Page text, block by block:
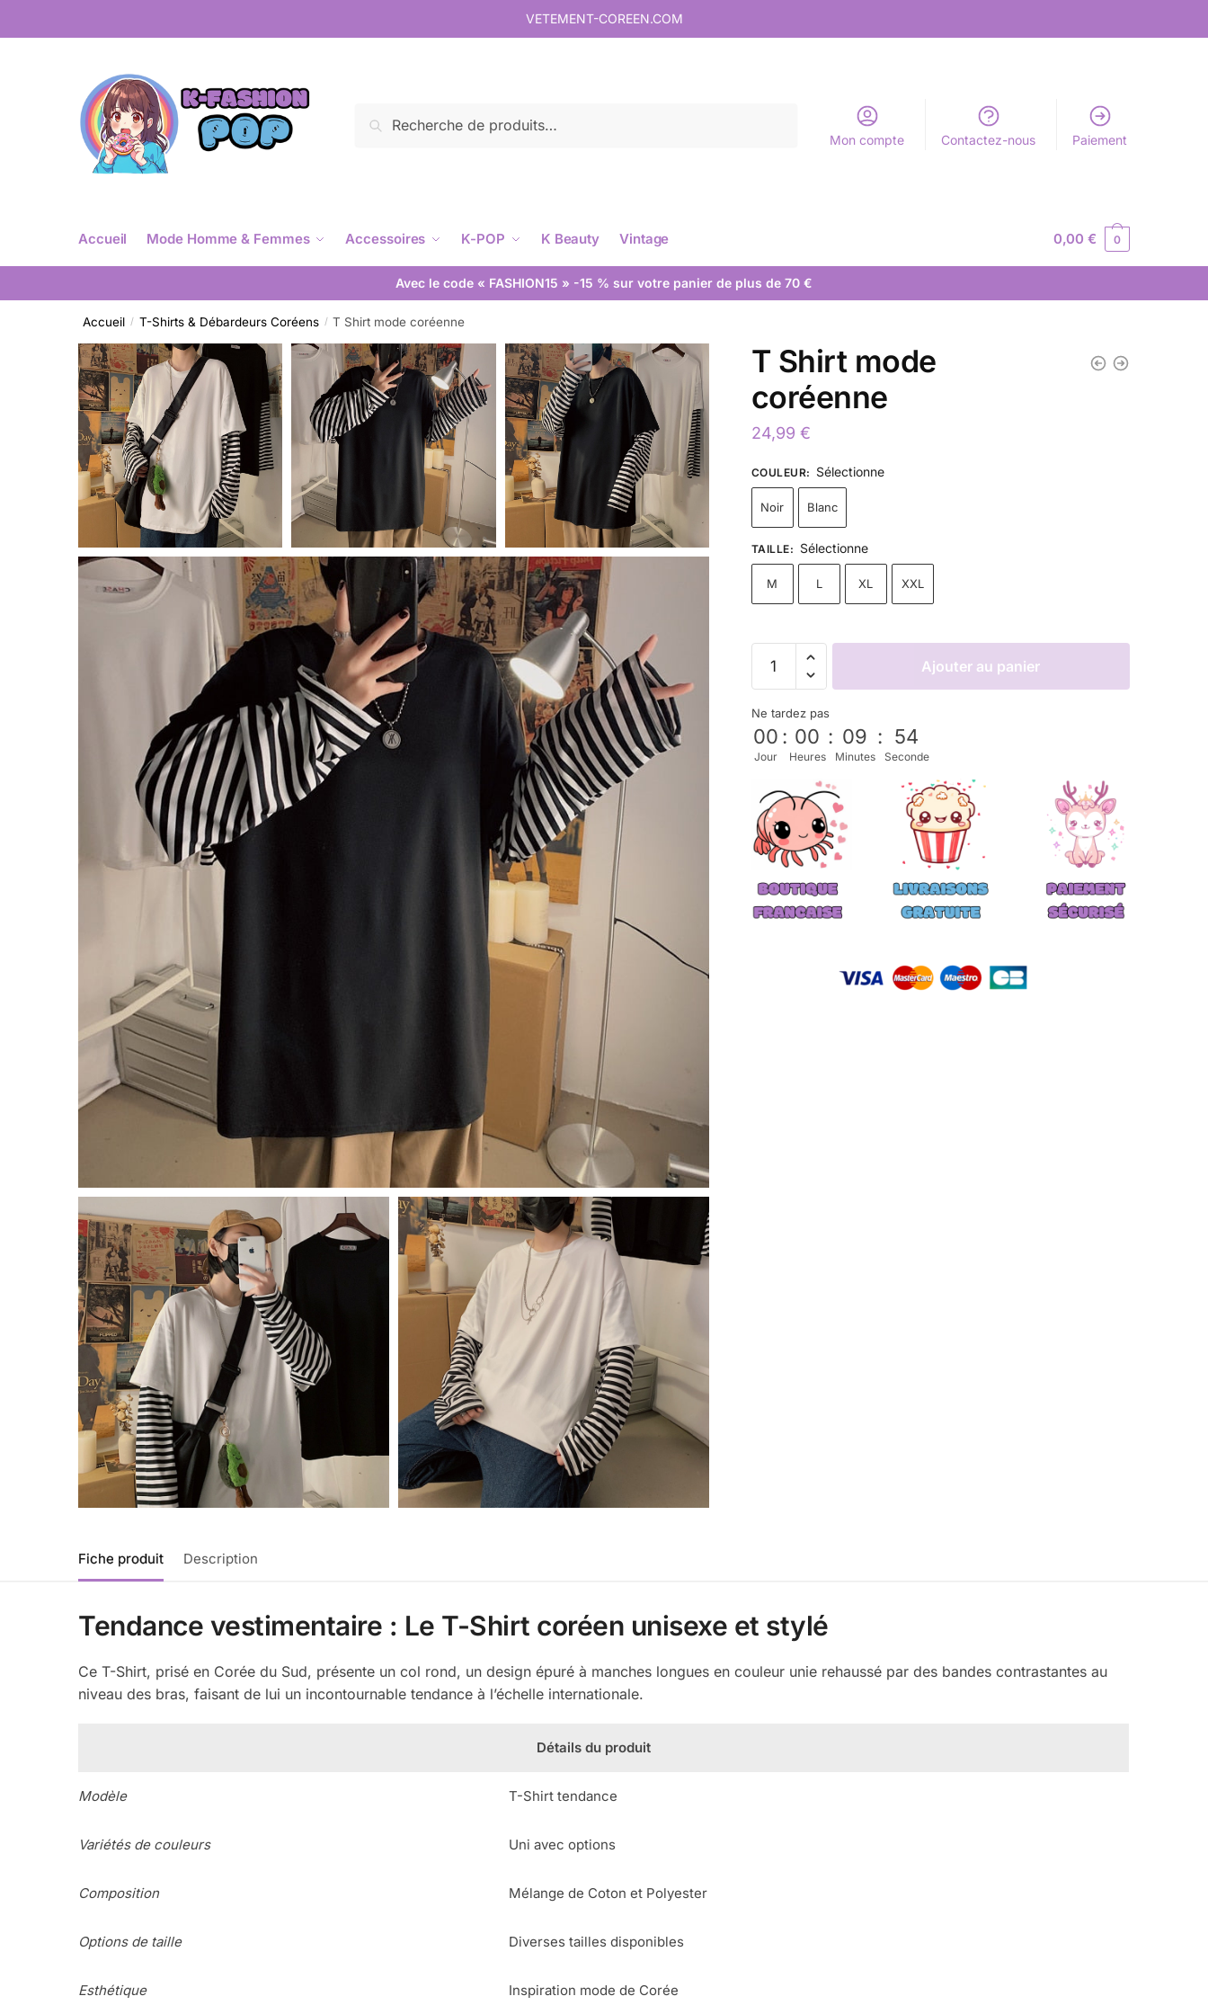
VETEMENT-COREEN.COM
Recherche
Mon compte Contactez-nous Paiement
Accueil Mode Homme & Femmes Accessoires K-POP K Beauty Vintage 0,00€ 0
Avec le code « FASHION15 » -15 % sur votre panier de plus de 70 €
Accueil / T-Shirts & Débardeurs Coréens / T Shirt mode coréenne
T Shirt mode
coréenne
24,99 €
COULEUR: Sélectionne
Noir Blanc
TAILLE: Sélectionne
M L XL XXL
Ajouter au panier
Ne tardez pas
00
Jour
: 00
Heures
: 09
Minutes
: 52
Seconde
Fiche produit Description
Tendance vestimentaire : Le T-Shirt coréen unisexe et stylé
Ce T-Shirt, prisé en Corée du Sud, présente un col rond, un design épuré à manches longues en couleur unie rehaussé par des bandes contrastantes au
niveau des bras, faisant de lui un incontournable tendance à l’échelle internationale.
Détails du produit
Modèle T-Shirt tendance
Variétés de couleurs Uni avec options
Composition Mélange de Coton et Polyester
Options de taille Diverses tailles disponibles
Esthétique Inspiration mode de Corée